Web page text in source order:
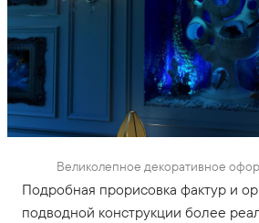
Великолепное декоративное
Подробная прорисовка фактур и
подводной конструкции более